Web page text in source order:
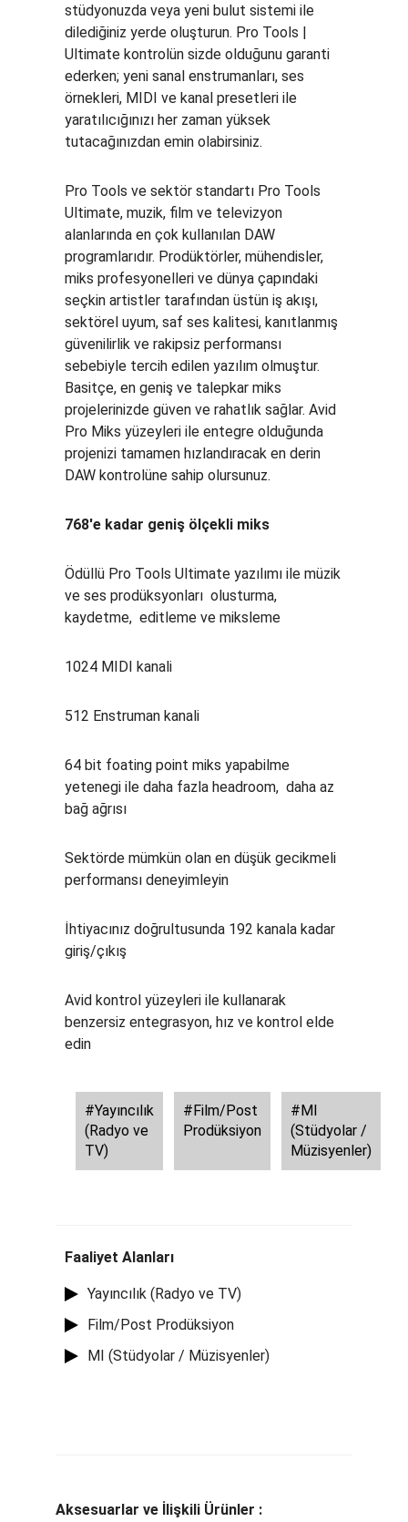
stüdyonuzda veya yeni bulut sistemi ile
dilediğiniz yerde oluşturun. Pro Tools |
Ultimate kontrolün sizde olduğunu garanti
ederken; yeni sanal enstrumanları, ses
örnekleri, MIDI ve kanal presetleri ile
yaratılıcığınızı her zaman yüksek
tutacağınızdan emin olabirsiniz.
Pro Tools ve sektör standartı Pro Tools
Ultimate, muzik, film ve televizyon
alanlarında en çok kullanılan DAW
programlarıdır. Prodüktörler, mühendisler,
miks profesyonelleri ve dünya çapındaki
seçkin artistler tarafından üstün iş akışı,
sektörel uyum, saf ses kalitesi, kanıtlanmış
güvenilirlik ve rakipsiz performansı
sebebiyle tercih edilen yazılım olmuştur.
Basitçe, en geniş ve talepkar miks
projelerinizde güven ve rahatlık sağlar. Avid
Pro Miks yüzeyleri ile entegre olduğunda
projenizi tamamen hızlandıracak en derin
DAW kontrolüne sahip olursunuz.
768'e kadar geniş ölçekli miks
Ödüllü Pro Tools Ultimate yazılımı ile müzik
ve ses prodüksyonları olusturma,
kaydetme, editleme ve miksleme
1024 MIDI kanali
512 Enstruman kanali
64 bit foating point miks yapabilme
yetenegi ile daha fazla headroom, daha az
bağ ağrısı
Sektörde mümkün olan en düşük gecikmeli
performansı deneyimleyin
İhtiyacınız doğrultusunda 192 kanala kadar
giriş/çıkış
Avid kontrol yüzeyleri ile kullanarak
benzersiz entegrasyon, hız ve kontrol elde
edin
#Yayıncılık
(Radyo ve
TV)
#Film/Post
Prodüksiyon
#MI
(Stüdyolar /
Müzisyenler)
Faaliyet Alanları
Yayıncılık (Radyo ve TV)
Film/Post Prodüksiyon
MI (Stüdyolar / Müzisyenler)
Aksesuarlar ve İlişkili Ürünler :